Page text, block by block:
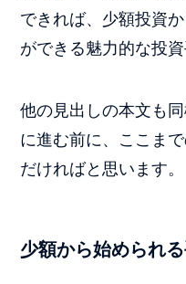
できれば、少額投資
ができる魅力的な投資
他の見出しの本文も
に進む前に、ここま
だければと思います。
少額から始められ